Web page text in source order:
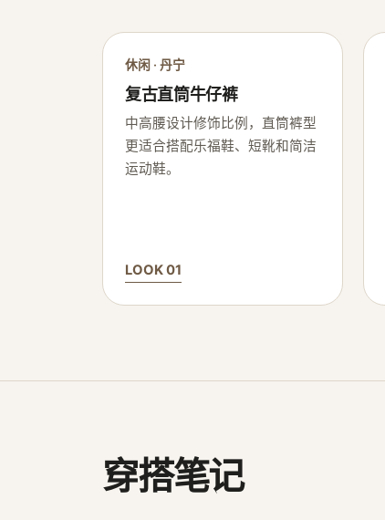
休闲 · 丹宁
复古直筒牛仔裤
中高腰设计修饰比例，直筒裤型
更适合搭配乐福鞋、短靴和简洁
运动鞋。
LOOK 01
穿搭笔记